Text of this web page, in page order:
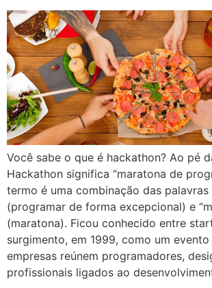
Você sabe o que é hackathon? Ao pé
Hackathon significa “maratona de
termo é uma combinação das palavras
(programar de forma excepcional) e
(maratona). Ficou conhecido entre
surgimento, em 1999, como um
empresas reúnem programadores,
profissionais ligados ao